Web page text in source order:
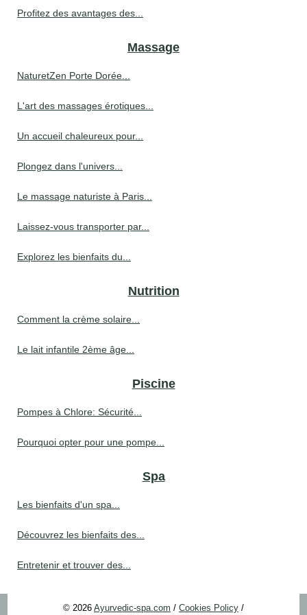
Profitez des avantages des...
Massage
NaturetZen Porte Dorée...
L'art des massages érotiques...
Un accueil chaleureux pour...
Plongez dans l'univers...
Le massage naturiste à Paris...
Laissez-vous transporter par...
Explorez les bienfaits du...
Nutrition
Comment la crème solaire...
Le lait infantile 2ème âge...
Piscine
Pompes à Chlore: Sécurité...
Pourquoi opter pour une pompe...
Spa
Les bienfaits d'un spa...
Découvrez les bienfaits des...
Entretenir et trouver des...
© 2026 Ayurvedic-spa.com / Cookies Policy /